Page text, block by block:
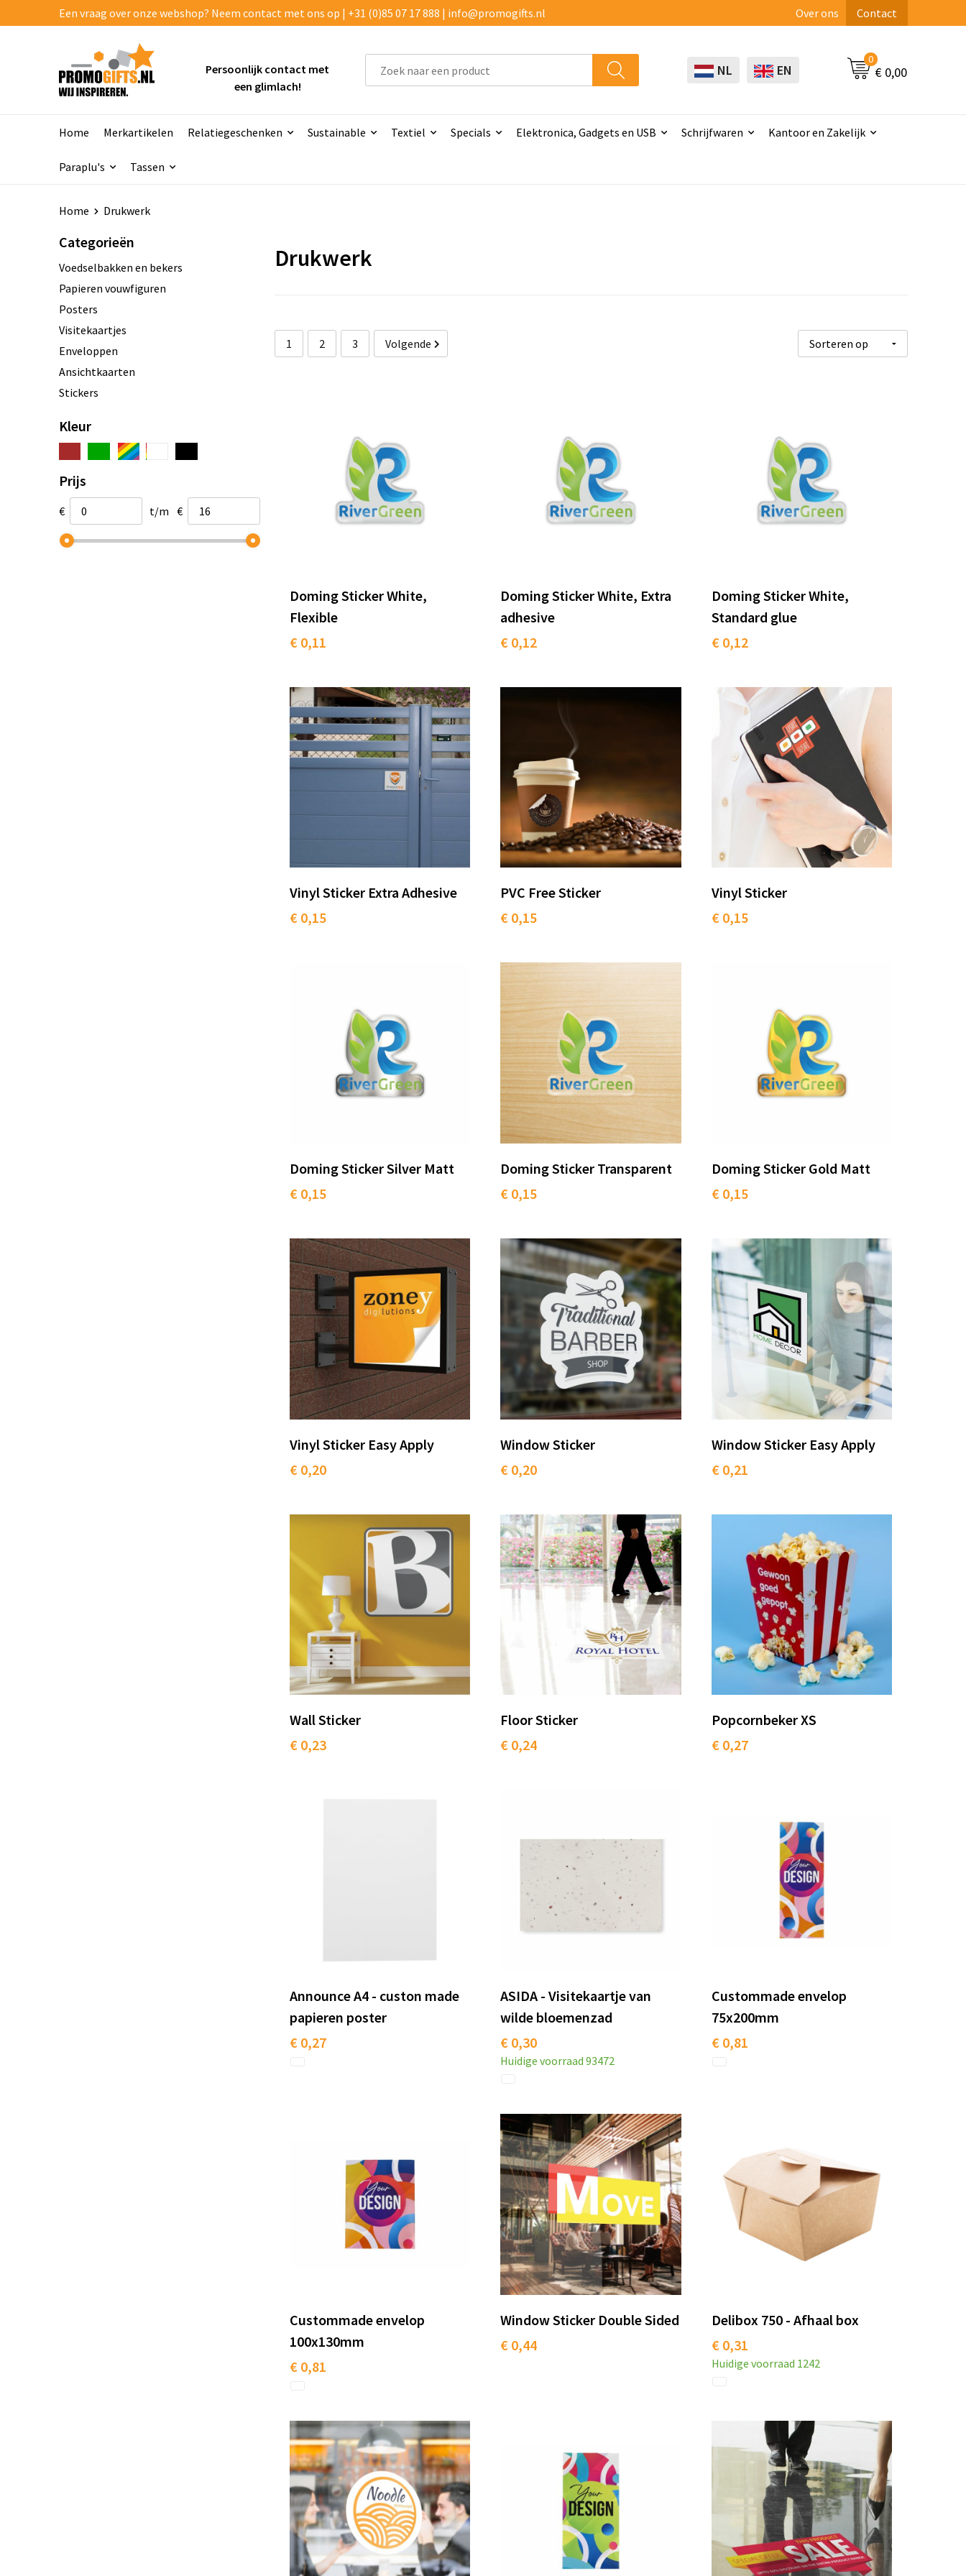
Een vraag over onze webshop? Neem contact met ons op | +31 (0)85 07 17 888 | info@promogifts.nl Over ons Contact
Persoonlijk contact met
een glimlach!
NL EN
0
€ 0,00
Home Merkartikelen Relatiegeschenken Sustainable Textiel Specials Elektronica, Gadgets en USB Schrijfwaren Kantoor en Zakelijk
Paraplu's Tassen
Home Drukwerk
Categorieën
Voedselbakken en bekers
Papieren vouwfiguren
Posters
Visitekaartjes
Enveloppen
Ansichtkaarten
Stickers
Kleur
Prijs
€ t/m €
Drukwerk
1 2 3 Volgende
Doming Sticker White,
Flexible
€ 0,11
Doming Sticker White, Extra
adhesive
€ 0,12
Doming Sticker White,
Standard glue
€ 0,12
Vinyl Sticker Extra Adhesive
€ 0,15
PVC Free Sticker
€ 0,15
Vinyl Sticker
€ 0,15
Doming Sticker Silver Matt
€ 0,15
Doming Sticker Transparent
€ 0,15
Doming Sticker Gold Matt
€ 0,15
Vinyl Sticker Easy Apply
€ 0,20
Window Sticker
€ 0,20
Window Sticker Easy Apply
€ 0,21
Wall Sticker
€ 0,23
Floor Sticker
€ 0,24
Popcornbeker XS
€ 0,27
Announce A4 - custon made
papieren poster
€ 0,27
ASIDA - Visitekaartje van
wilde bloemenzad
€ 0,30
Huidige voorraad93472
Custommade envelop
75x200mm
€ 0,81
Custommade envelop
100x130mm
€ 0,81
Window Sticker Double Sided
€ 0,44
Delibox 750 - Afhaal box
€ 0,31
Huidige voorraad 1242